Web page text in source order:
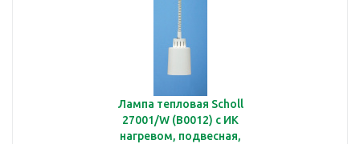
Лампа тепловая Scholl
27001/W (B0012) с ИК
нагревом, подвесная,